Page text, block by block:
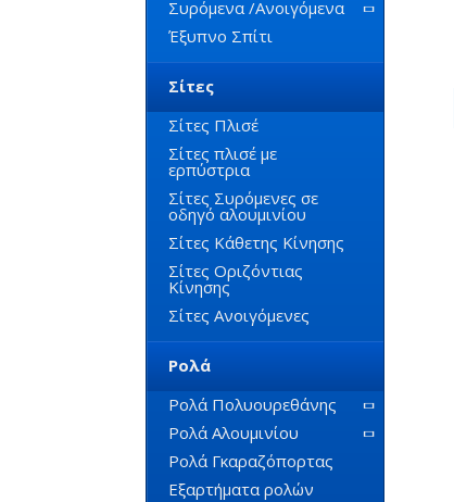
Συρόμενα /Ανοιγόμενα
Έξυπνο Σπίτι
Σίτες
Σίτες Πλισέ
Σίτες πλισέ με
ερπύστρια
Σίτες Συρόμενες σε
οδηγό αλουμινίου
Σίτες Κάθετης Κίνησης
Σίτες Οριζόντιας
Κίνησης
Σίτες Ανοιγόμενες
Ρολά
Ρολά Πολυουρεθάνης
Ρολά Αλουμινίου
Ρολά Γκαραζόπορτας
Εξαρτήματα ρολών